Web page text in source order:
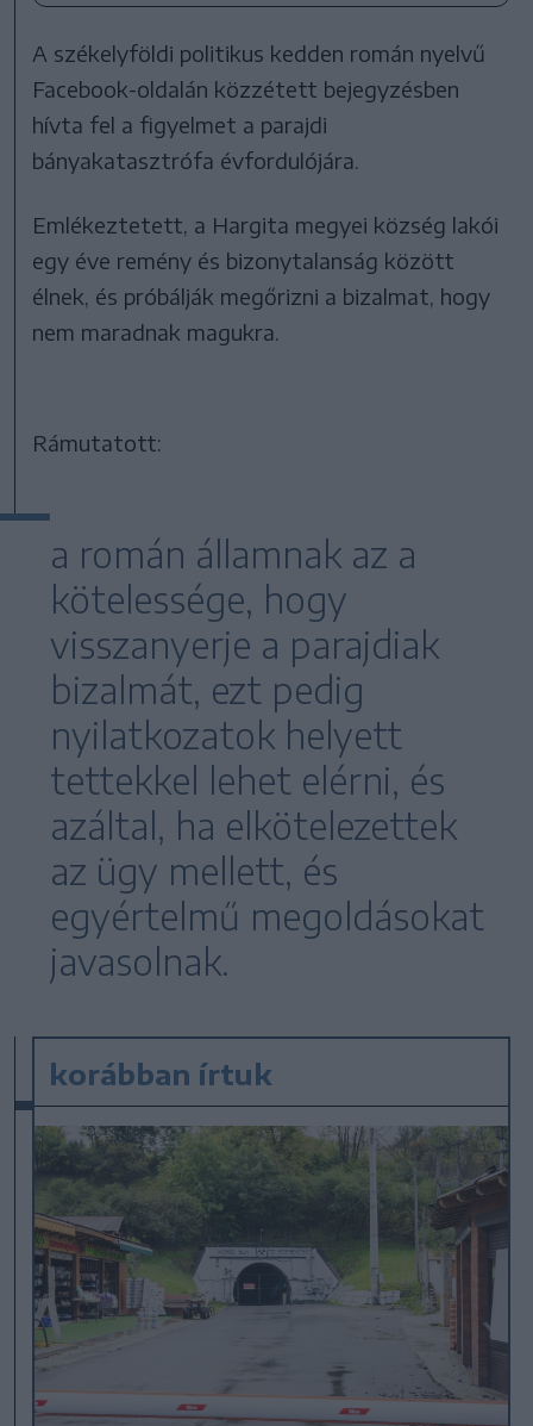
A székelyföldi politikus kedden román nyelvű
Facebook-oldalán közzétett bejegyzésben
hívta fel a figyelmet a parajdi
bányakatasztrófa évfordulójára.
Emlékeztetett, a Hargita megyei község lakói
egy éve remény és bizonytalanság között
élnek, és próbálják megőrizni a bizalmat, hogy
nem maradnak magukra.
Rámutatott:
a román államnak az a
kötelessége, hogy
visszanyerje a parajdiak
bizalmát, ezt pedig
nyilatkozatok helyett
tettekkel lehet elérni, és
azáltal, ha elkötelezettek
az ügy mellett, és
egyértelmű megoldásokat
javasolnak.
korábban írtuk